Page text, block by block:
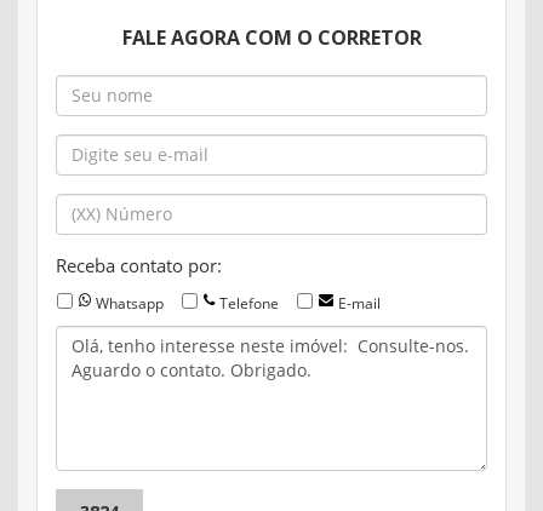
FALE AGORA COM O CORRETOR
Receba contato por:
Whatsapp Telefone E-mail